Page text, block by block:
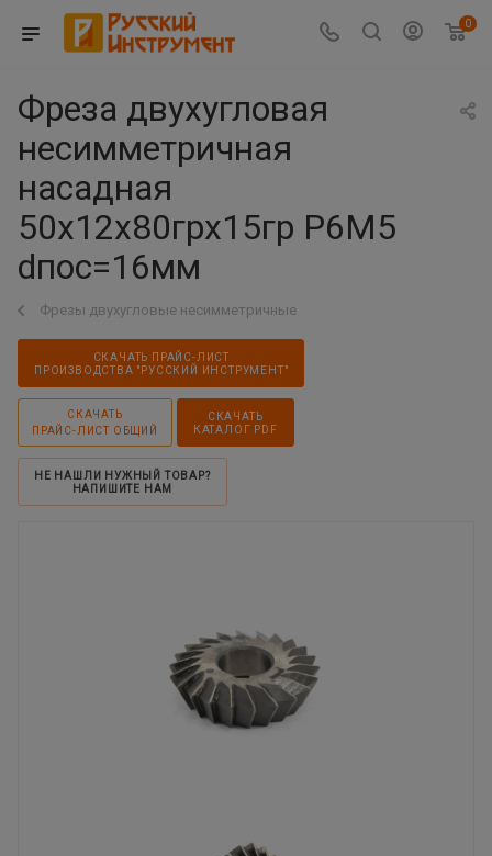
0
Фреза двухугловая
несимметричная
насадная
50х12х80грх15гр Р6М5
dпос=16мм
Фрезы двухугловые несимметричные
СКАЧАТЬ ПРАЙС-ЛИСТ
ПРОИЗВОДСТВА "РУССКИЙ ИНСТРУМЕНТ"
СКАЧАТЬ
ПРАЙС-ЛИСТ ОБЩИЙ
СКАЧАТЬ
КАТАЛОГ PDF
НЕ НАШЛИ НУЖНЫЙ ТОВАР?
НАПИШИТЕ НАМ